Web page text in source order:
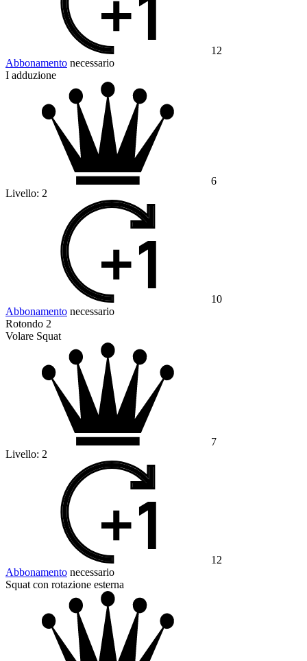
12
Abbonamento necessario
I adduzione
6
Livello: 2
10
Abbonamento necessario
Rotondo 2
Volare Squat
7
Livello: 2
12
Abbonamento necessario
Squat con rotazione esterna